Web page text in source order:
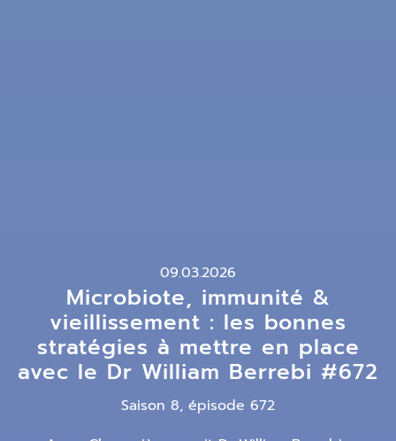
09.03.2026
Microbiote, immunité &
vieillissement : les bonnes
stratégies à mettre en place
avec le Dr William Berrebi #672
Saison 8, épisode 672